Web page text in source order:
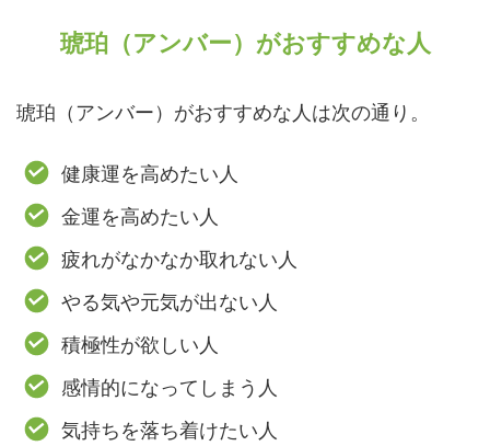
琥珀（アンバー）がおすすめな人
琥珀（アンバー）がおすすめな人は次の通り。
健康運を高めたい人
金運を高めたい人
疲れがなかなか取れない人
やる気や元気が出ない人
積極性が欲しい人
感情的になってしまう人
気持ちを落ち着けたい人